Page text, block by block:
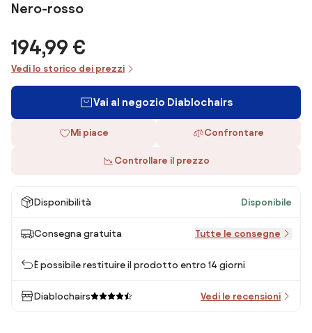
Nero-rosso
194,99 €
Vedi lo storico dei prezzi
Vai al negozio Diablochairs
Mi piace Confrontare
Controllare il prezzo
Disponibilità Disponibile
Consegna gratuita Tutte le consegne
È possibile restituire il prodotto entro 14 giorni
Diablochairs Vedi le recensioni